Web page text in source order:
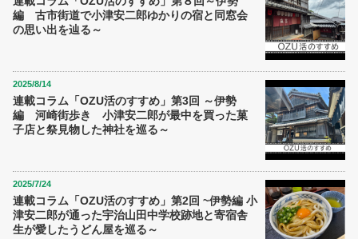
編 古市街道で小津安二郎ゆかりの宿と同窓会
の思い出を辿る～
2025/8/14
連載コラム「OZU活のすすめ」第3回 ～伊勢
編 河崎街歩き 小津安二郎が最中を買った菓
子店と祭見物した神社を巡る～
2025/7/24
連載コラム「OZU活のすすめ」第2回 ~伊勢編 小
津安二郎が通った宇治山田中学校跡地と寄宿舎
生が愛したうどん屋を巡る～